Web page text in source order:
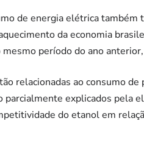
de energia elétrica
da economia
período do ano
relacionadas ao consumo
parcialmente explicados pela
do etanol em